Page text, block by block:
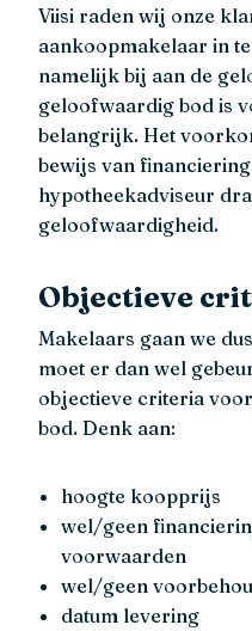
Viisi raden wij onze
aankoopmakelaar in
namelijk bij aan de
geloofwaardig bod is
belangrijk. Het
bewijs van
hypotheekadviseur
geloofwaardigheid.
Objectieve
Makelaars gaan we
moet er dan wel
objectieve criteria
bod. Denk aan:
hoogte koopprijs
wel/geen
voorwaarden
wel/geen
datum levering